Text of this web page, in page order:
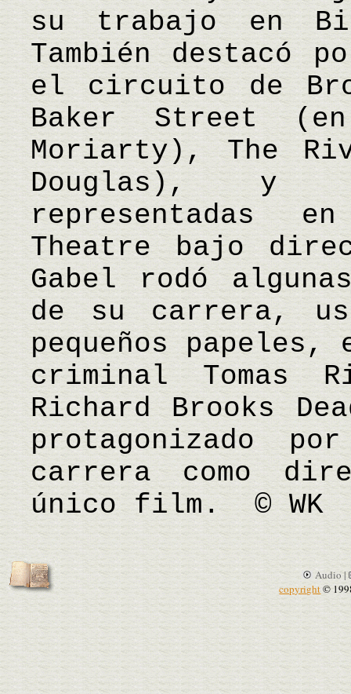
su trabajo en
También destacó
el circuito de
Baker Street
Moriarty), The
Douglas), y
representadas
Theatre bajo
Gabel rodó
de su carrera,
pequeños
criminal
Richard Brooks
protagonizado
carrera como
único film. © WK
Audio |
copyright©